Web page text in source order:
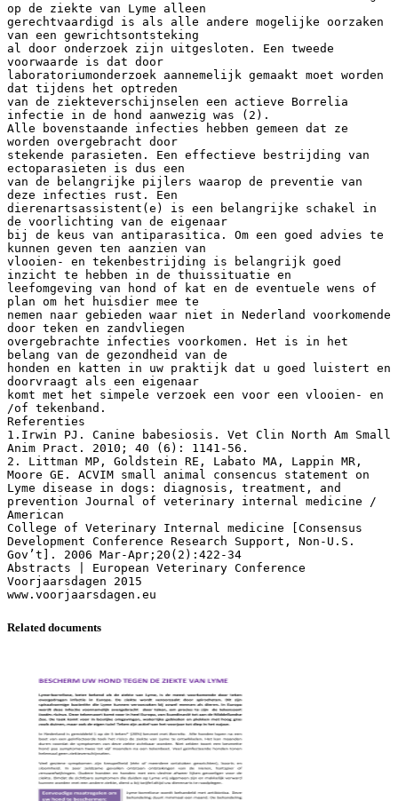
op de ziekte van Lyme alleen
gerechtvaardigd is als alle andere mogelijke oorzaken
van een gewrichtsontsteking
al door onderzoek zijn uitgesloten. Een tweede
voorwaarde is dat door
laboratoriumonderzoek aannemelijk gemaakt moet worden
dat tijdens het optreden
van de ziekteverschijnselen een actieve Borrelia
infectie in de hond aanwezig was (2).
Alle bovenstaande infecties hebben gemeen dat ze
worden overgebracht door
stekende parasieten. Een effectieve bestrijding van
ectoparasieten is dus een
van de belangrijke pijlers waarop de preventie van
deze infecties rust. Een
dierenartsassistent(e) is een belangrijke schakel in
de voorlichting van de eigenaar
bij de keus van antiparasitica. Om een goed advies te
kunnen geven ten aanzien van
vlooien- en tekenbestrijding is belangrijk goed
inzicht te hebben in de thuissituatie en
leefomgeving van hond of kat en de eventuele wens of
plan om het huisdier mee te
nemen naar gebieden waar niet in Nederland voorkomende
door teken en zandvliegen
overgebrachte infecties voorkomen. Het is in het
belang van de gezondheid van de
honden en katten in uw praktijk dat u goed luistert en
doorvraagt als een eigenaar
komt met het simpele verzoek een voor een vlooien- en
/of tekenband.
Referenties
1.Irwin PJ. Canine babesiosis. Vet Clin North Am Small
Anim Pract. 2010; 40 (6): 1141-56.
2. Littman MP, Goldstein RE, Labato MA, Lappin MR,
Moore GE. ACVIM small animal consencus statement on
Lyme disease in dogs: diagnosis, treatment, and
prevention Journal of veterinary internal medicine /
American
College of Veterinary Internal medicine [Consensus
Development Conference Research Support, Non-U.S.
Gov’t]. 2006 Mar-Apr;20(2):422-34
Abstracts | European Veterinary Conference
Voorjaarsdagen 2015
Related documents